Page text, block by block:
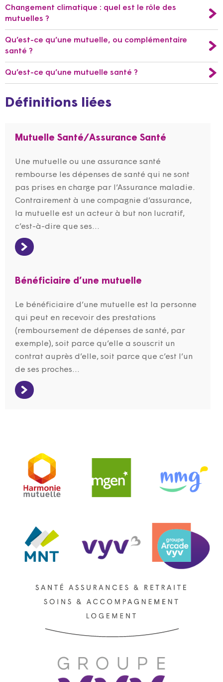
Changement climatique : quel est le rôle des
mutuelles ?
Qu’est-ce qu’une mutuelle, ou complémentaire
santé ?
Qu’est-ce qu’une mutuelle santé ?
Définitions liées
Mutuelle Santé/Assurance Santé
Une mutuelle ou une assurance santé
rembourse les dépenses de santé qui ne sont
pas prises en charge par l’Assurance maladie.
Contrairement à une compagnie d’assurance,
la mutuelle est un acteur à but non lucratif,
c’est-à-dire que ses...
Bénéficiaire d’une mutuelle
Le bénéficiaire d’une mutuelle est la personne
qui peut en recevoir des prestations
(remboursement de dépenses de santé, par
exemple), soit parce qu’elle a souscrit un
contrat auprès d’elle, soit parce que c’est l’un
de ses proches...